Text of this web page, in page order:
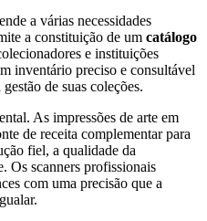
a várias necessidades
a constituição de um catálogo
e instituições
inventário preciso e consultável
de suas coleções.
As impressões de arte em
de receita complementar para
fiel, a qualidade da
Os scanners profissionais
com uma precisão que a